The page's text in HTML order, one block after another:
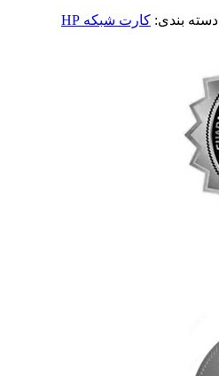
دسته بندی: کارت شبکه HP